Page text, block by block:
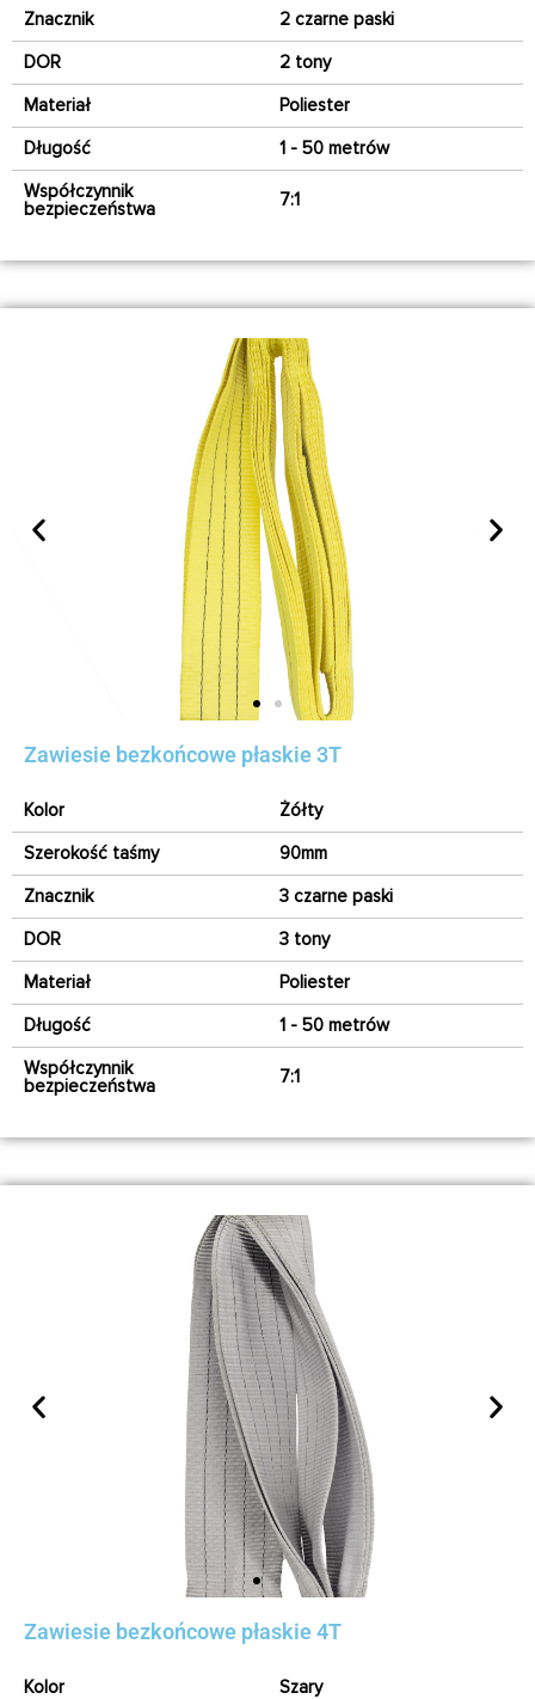
Znacznik
2 czarne paski
DOR
2 tony
Materiał
Poliester
Długość
1 - 50 metrów
Współczynnik
bezpieczeństwa
7:1
Zawiesie bezkońcowe płaskie 3T
Kolor
Żółty
Szerokość taśmy
90mm
Znacznik
3 czarne paski
DOR
3 tony
Materiał
Poliester
Długość
1 - 50 metrów
Współczynnik
bezpieczeństwa
7:1
Zawiesie bezkońcowe płaskie 4T
Kolor
Szary